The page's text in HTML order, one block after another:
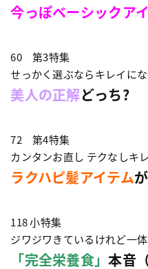
今っぽベーシックアイ
60 第3特集
せっかく選ぶならキレイに
美人の正解どっち?
72 第4特集
カンタンお直し テクなしキ
ラクハピ髪アイテム
118 小特集
ジワジワきているけれど一
「完全栄養食」本音